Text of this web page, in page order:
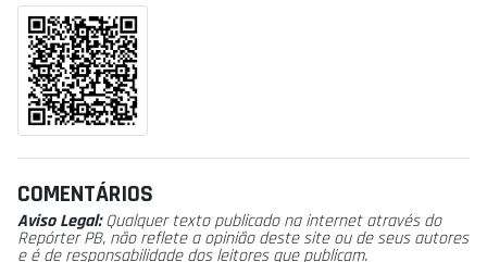
COMENTÁRIOS
Aviso Legal:Qualquer texto publicado na internet através do
Repórter PB, não reflete a opinião deste site ou de seus autores
e é de responsabilidade dos leitores que publicam.